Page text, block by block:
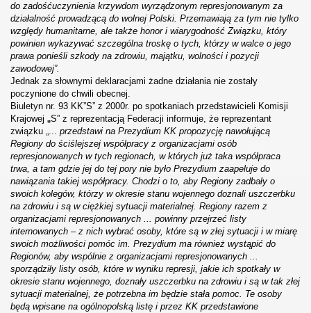
do zadośćuczynienia krzywdom wyrządzonym represjonowanym za
działalność prowadzącą do wolnej Polski. Przemawiają za tym nie tylko
względy humanitarne, ale także honor i wiarygodność Związku, który
powinien wykazywać szczególna troskę o tych, którzy w walce o jego
prawa ponieśli szkody na zdrowiu, majątku, wolności i pozycji
zawodowej”.
Jednak za słownymi deklaracjami żadne działania nie zostały
poczynione do chwili obecnej.
Biuletyn nr. 93 KK”S” z 2000r. po spotkaniach przedstawicieli Komisji
Krajowej „S” z reprezentacją Federacji informuje, że reprezentant
związku „... przedstawi na Prezydium KK propozycję nawołującą
Regiony do ściślejszej współpracy z organizacjami osób
represjonowanych w tych regionach, w których już taka współpraca
trwa, a tam gdzie jej do tej pory nie było Prezydium zaapeluje do
nawiązania takiej współpracy. Chodzi o to, aby Regiony zadbały o
swoich kolegów, którzy w okresie stanu wojennego doznali uszczerbku
na zdrowiu i są w ciężkiej sytuacji materialnej. Regiony razem z
organizacjami represjonowanych ... powinny przejrzeć listy
internowanych – z nich wybrać osoby, które są w złej sytuacji i w miarę
swoich możliwości pomóc im. Prezydium ma również wystąpić do
Regionów, aby wspólnie z organizacjami represjonowanych ...
sporządziły listy osób, które w wyniku represji, jakie ich spotkały w
okresie stanu wojennego, doznały uszczerbku na zdrowiu i są w tak złej
sytuacji materialnej, że potrzebna im będzie stała pomoc. Te osoby
będą wpisane na ogólnopolską listę i przez KK przedstawione
i Janusza Olewińskiego